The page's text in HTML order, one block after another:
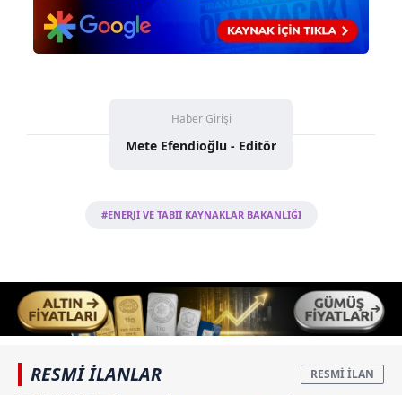
Haber Girişi
Mete Efendioğlu - Editör
#ENERJİ VE TABİİ KAYNAKLAR BAKANLIĞI
RESMİ İLANLAR